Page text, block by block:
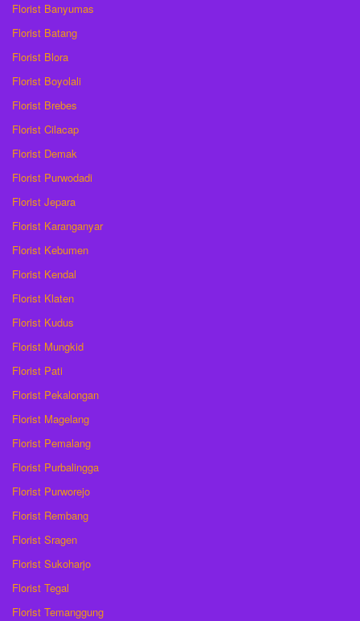
Florist Banyumas
Florist Batang
Florist Blora
Florist Boyolali
Florist Brebes
Florist Cilacap
Florist Demak
Florist Purwodadi
Florist Jepara
Florist Karanganyar
Florist Kebumen
Florist Kendal
Florist Klaten
Florist Kudus
Florist Mungkid
Florist Pati
Florist Pekalongan
Florist Magelang
Florist Pemalang
Florist Purbalingga
Florist Purworejo
Florist Rembang
Florist Sragen
Florist Sukoharjo
Florist Tegal
Florist Temanggung